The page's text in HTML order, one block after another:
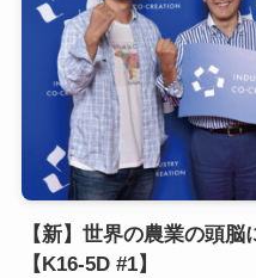
【新】世界の農業の頭脳
【K16-5D #1】